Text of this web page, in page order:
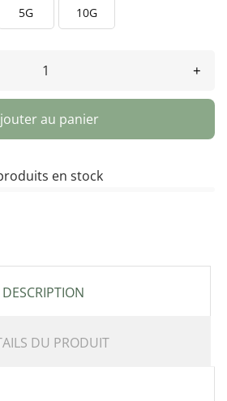
5G 10G
+
au panier
en stock
DESCRIPTION
DU PRODUIT